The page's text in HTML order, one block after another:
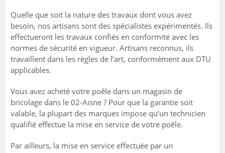
Quelle que soit la nature des travaux dont vous avez
besoin, nos artisans sont des spécialistes expérimentés. Ils
effectueront les travaux confiés en conformité avec les
normes de sécurité en vigueur. Artisans reconnus, ils
travaillent dans les règles de l’art, conformément aux DTU
applicables.
Vous avez acheté votre poêle dans un magasin de
bricolage dans le 02-Aisne ? Pour que la garantie soit
valable, la plupart des marques impose qu’un technicien
qualifié effectue la mise en service de votre poêle.
Par ailleurs, la mise en service effectuée par un